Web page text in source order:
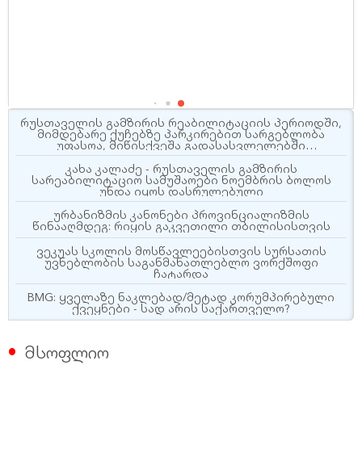
რუსთაველის გამზირის რეაბილიტაციის პერიოდში,
მიმდებარე ქუჩებზე პარკირებით სარგებლობა
უფასოა, მიწისქვეშა გადასასვლელებში
კომერციული ფართების მოიჯარეები კი
გადასახადებისგან გათავისუფლდებიან
კახა კალაძე - რუსთაველის გამზირის
სარეაბილიტაციო სამუშაოები ნოემბრის ბოლოს
უნდა იყოს დასრულებული
ურბანიზმის კანონები პროვინციალიზმის
წინააღმდეგ: რიყის გაკვეთილი თბილისისთვის
ვეკუას სკოლის მოსწავლეებისთვის სურსათის
უვნებლობის საგანმანათლებლო ვორქშოფი
ჩატარდა
BMG: ყველაზე ნაკლებად/მეტად კორუმპირებული
ქვეყნები - სად არის საქართველო?
მსოფლიო